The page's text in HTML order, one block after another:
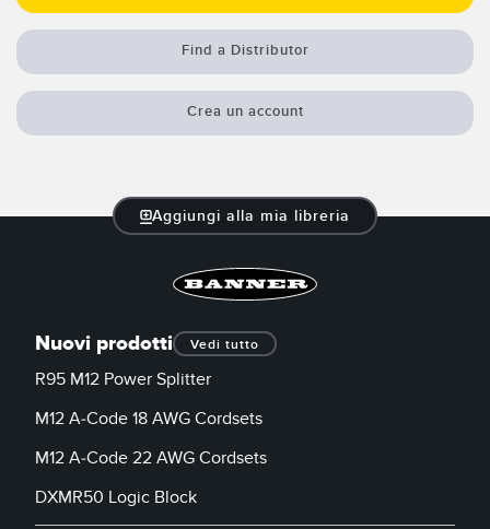
Find a Distributor
Crea un account
Aggiungi alla mia libreria
Nuovi prodotti Vedi tutto
R95 M12 Power Splitter
M12 A-Code 18 AWG Cordsets
M12 A-Code 22 AWG Cordsets
DXMR50 Logic Block